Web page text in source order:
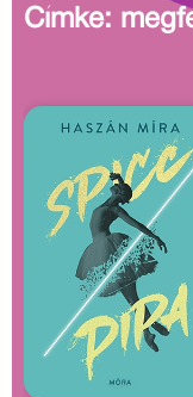
Címke: